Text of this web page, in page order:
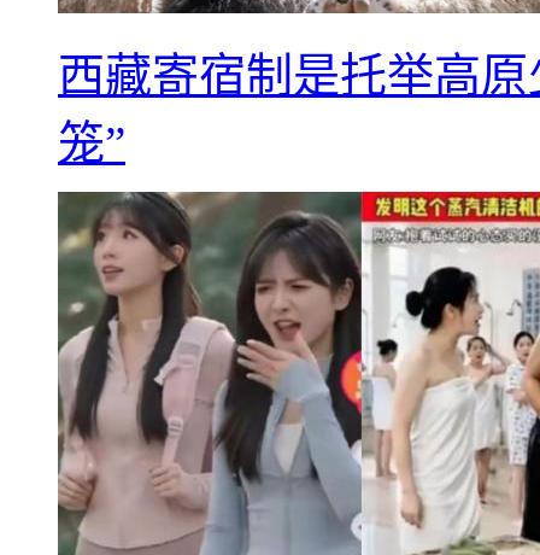
西藏寄宿制是托举高
笼”